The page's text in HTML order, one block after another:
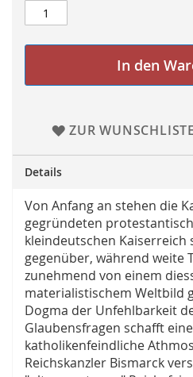
In den
ZUR
Details
Von Anfang an stehen die
gegründeten
kleindeutschen
gegenüber, während weite
zunehmend von einem
materialistischem Weltbild
Dogma der Unfehlbarkeit
Glaubensfragen schafft
katholikenfeindliche
Reichskanzler Bismarck